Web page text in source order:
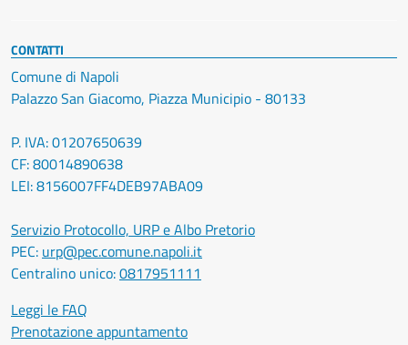
CONTATTI
Comune di Napoli
Palazzo San Giacomo, Piazza Municipio - 80133
P. IVA: 01207650639
CF: 80014890638
LEI: 8156007FF4DEB97ABA09
Servizio Protocollo, URP e Albo Pretorio
PEC: urp@pec.comune.napoli.it
Centralino unico:0817951111
Leggi le FAQ
Prenotazione appuntamento